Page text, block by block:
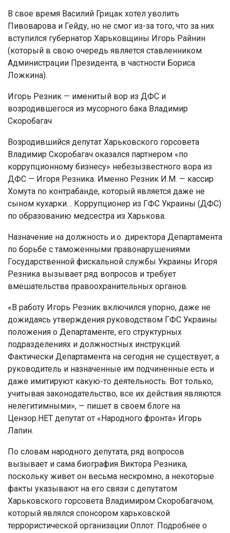
В свое время Василий Грицак хотел уволить
Пивоварова и Гейду, но не смог из-за того, что за них
вступился губернатор Харьковщины Игорь Райнин
(который в свою очередь является ставленником
Администрации Президента, в частности Бориса
Ложкина).
Игорь Резник — именитый вор из ДФС и
возродившегося из мусорного бака Владимир
Скоробагач
Возродившийся депутат Харьковского горсовета
Владимир Скоробагач оказался партнером «по
коррупционному бизнесу» небезызвестного вора из
ДФС — Игоря Резника. Именно Резник И.М. — кассир
Хомута по контрабанде, который является даже не
сыном кухарки… Коррупционер из ГФС Украины (ДФС)
по образованию медсестра из Харькова.
Назначение на должность и.о. директора Департамента
по борьбе с таможенными правонарушениями
Государственной фискальной службы Украины Игоря
Резника вызывает ряд вопросов и требует
вмешательства правоохранительных органов.
«В работу Игорь Резник включился упорно, даже не
дожидаясь утверждения руководством ГФС Украины
положения о Департаменте, его структурных
подразделениях и должностных инструкций.
Фактически Департамента на сегодня не существует, а
руководитель и назначенные им подчиненные есть и
даже имитируют какую-то деятельность. Вот только,
учитывая законодательство, все их действия являются
нелегитимными», — пишет в своем блоге на
Цензор.НЕТ депутат от «Народного фронта» Игорь
Лапин.
По словам народного депутата, ряд вопросов
вызывает и сама биография Виктора Резника,
поскольку живет он весьма нескромно, а некоторые
факты указывают на его связи с депутатом
Харьковского горсовета Владимиром Скоробагачом,
который являлся спонсором харьковской
террористической организации Оплот. Подробнее о